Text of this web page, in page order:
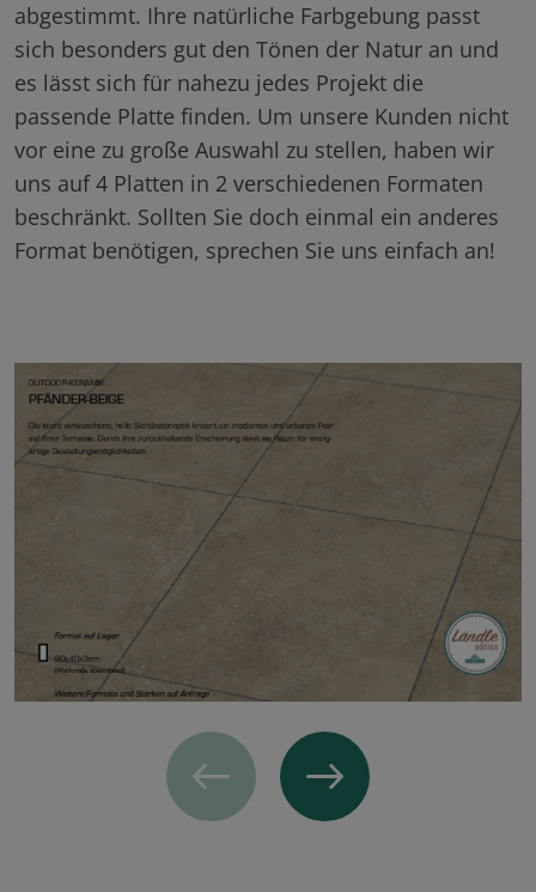
abgestimmt. Ihre natürliche Farbgebung passt
sich besonders gut den Tönen der Natur an und
es lässt sich für nahezu jedes Projekt die
passende Platte finden. Um unsere Kunden nicht
vor eine zu große Auswahl zu stellen, haben wir
uns auf 4 Platten in 2 verschiedenen Formaten
beschränkt. Sollten Sie doch einmal ein anderes
Format benötigen, sprechen Sie uns einfach an!